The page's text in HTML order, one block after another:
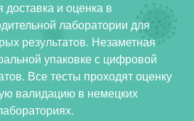
доставка и оценка в
лаборатории для
результатов. Незаметная
упаковке с цифровой
Все тесты проходят оценку
валидацию в немецких